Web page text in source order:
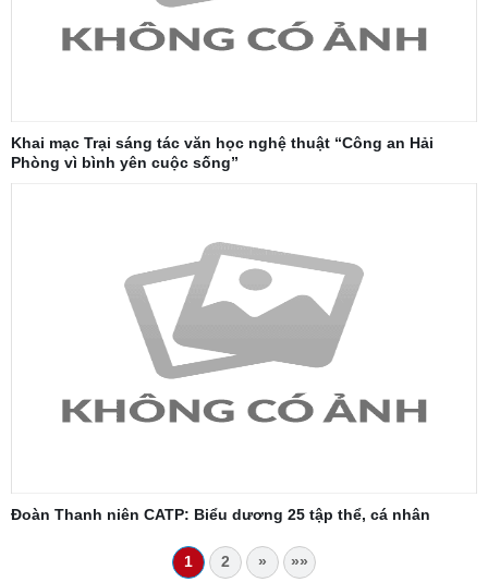
Khai mạc Trại sáng tác văn học nghệ thuật “Công an Hải
Phòng vì bình yên cuộc sống”
Đoàn Thanh niên CATP: Biểu dương 25 tập thể, cá nhân
1 2 » »»